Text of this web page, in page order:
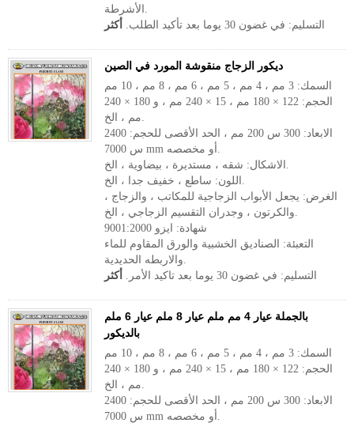
الأشرطة.
التسليم: في غضون 30 يوما بعد تأكيد الطلب.
أكثر
ديكور الزجاج منقوشة المورد في الصين
السمك: 3 مم ، 4 مم ، 5 مم ، 6 مم ، 8 مم ، 10 مم
الحجم: 122 × 180 مم ، 15 × 240 مم ، و 180 × 240
مم ، الخ.
الابعاد: 300 س 200 مم ، الحد الأقصى للحجم: 2400
س 7000 mm أو مخصصه.
الاشكال: شقه ، مستديرة ، بيضاوية ، الخ.
اللون: ساطع ، خفيف جدا ، الخ.
الغرض: يجعل الأبواب الزجاجية للمكاتب ، والزجاج ،
والكرتون ، وجدران التقسيم الزجاجي ، الخ.
شهادة: ايزو 9001:2000
التعبئة: الصناديق الخشبية والورق المقاوم للماء
والاربطه الحديدية.
التسليم: في غضون 30 يوما بعد تاكيد الأمر.
أكثر
بالجملة عيار 4 مم ملم عيار 8 ملم عيار 6 ملم
بالديكور
السمك: 3 مم ، 4 مم ، 5 مم ، 6 مم ، 8 مم ، 10 مم
الحجم: 122 × 180 مم ، 15 × 240 مم ، و 180 × 240
مم ، الخ.
الابعاد: 300 س 200 مم ، الحد الأقصى للحجم: 2400
س 7000 mm أو مخصصه.